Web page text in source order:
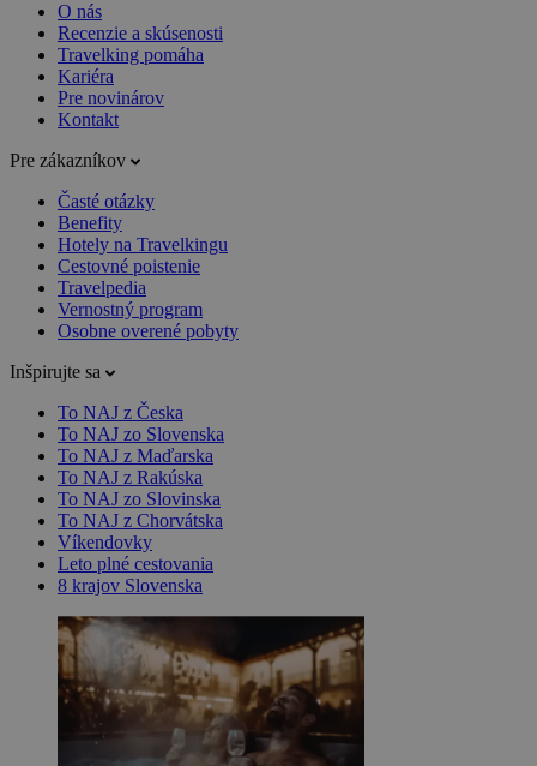
O nás
Recenzie a skúsenosti
Travelking pomáha
Kariéra
Pre novinárov
Kontakt
Pre zákazníkov
Časté otázky
Benefity
Hotely na Travelkingu
Cestovné poistenie
Travelpedia
Vernostný program
Osobne overené pobyty
Inšpirujte sa
To NAJ z Česka
To NAJ zo Slovenska
To NAJ z Maďarska
To NAJ z Rakúska
To NAJ zo Slovinska
To NAJ z Chorvátska
Víkendovky
Leto plné cestovania
8 krajov Slovenska